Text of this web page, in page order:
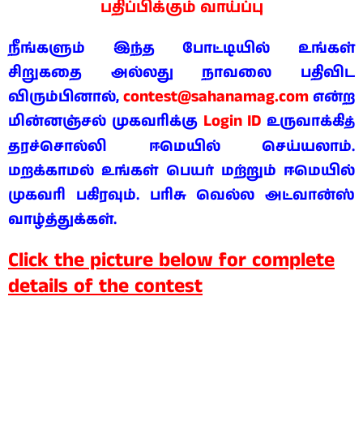
பதிப்பிக்கும் வாய்ப்பு
நீங்களும் இந்த போட்டியில் உங்கள்
சிறுகதை அல்லது நாவலை பதிவிட
விரும்பினால்,contest@sahanamag.comஎன்ற
மின்னஞ்சல் முகவரிக்கு Login ID உருவாக்கித்
தரச்சொல்லி ஈமெயில் செய்யலாம்.
மறக்காமல் உங்கள் பெயர் மற்றும் ஈமெயில்
முகவரி பகிரவும். பரிசு வெல்ல அட்வான்ஸ்
வாழ்த்துக்கள்.
Click the picture below for complete
details of the contest